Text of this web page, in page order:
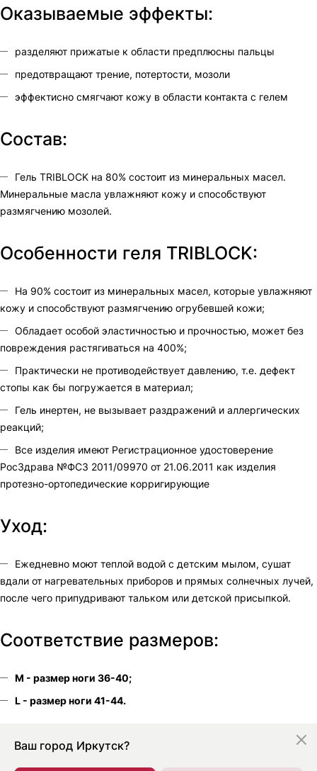
Оказываемые эффекты:
разделяют прижатые к области предплюсны пальцы
предотвращают трение, потертости, мозоли
эффектисно смягчают кожу в области контакта с гелем
Состав:
Гель TRIBLOCK на 80% состоит из минеральных масел.
Минеральные масла увлажняют кожу и способствуют
размягчению мозолей.
Особенности геля TRIBLOCK:
На 90% состоит из минеральных масел, которые увлажняют
кожу и способствуют размягчению огрубевшей кожи;
Обладает особой эластичностью и прочностью, может без
повреждения растягиваться на 400%;
Практически не противодействует давлению, т.е. дефект
стопы как бы погружается в материал;
Гель инертен, не вызывает раздражений и аллергических
реакций;
Все изделия имеют Регистрационное удостоверение
РосЗдрава №ФСЗ 2011/09970 от 21.06.2011 как изделия
протезно-ортопедические корригирующие
Уход:
Ежедневно моют теплой водой с детским мылом, сушат
вдали от нагревательных приборов и прямых солнечных лучей,
после чего припудривают тальком или детской присыпкой.
Соответствие размеров:
M - размер ноги 36-40;
L - размер ноги 41-44.
Ваш город Иркутск?